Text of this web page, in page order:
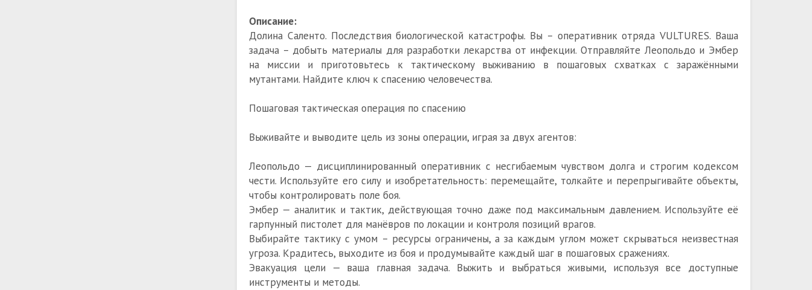
Описание:
Долина Саленто. Последствия биологической катастрофы. Вы – оперативник отряда VULTURES. Ваша
задача – добыть материалы для разработки лекарства от инфекции. Отправляйте Леопольдо и Эмбер
на миссии и приготовьтесь к тактическому выживанию в пошаговых схватках с заражёнными
мутантами. Найдите ключ к спасению человечества.
Пошаговая тактическая операция по спасению
Выживайте и выводите цель из зоны операции, играя за двух агентов:
Леопольдо — дисциплинированный оперативник с несгибаемым чувством долга и строгим кодексом
чести. Используйте его силу и изобретательность: перемещайте, толкайте и перепрыгивайте объекты,
чтобы контролировать поле боя.
Эмбер — аналитик и тактик, действующая точно даже под максимальным давлением. Используйте её
гарпунный пистолет для манёвров по локации и контроля позиций врагов.
Выбирайте тактику с умом – ресурсы ограничены, а за каждым углом может скрываться неизвестная
угроза. Крадитесь, выходите из боя и продумывайте каждый шаг в пошаговых сражениях.
Эвакуация цели — ваша главная задача. Выжить и выбраться живыми, используя все доступные
инструменты и методы.